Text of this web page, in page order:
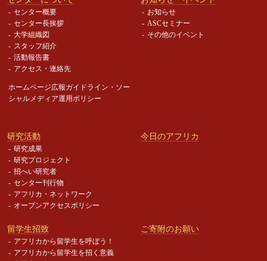
センター概要
センター長挨拶
大学組織図
スタッフ紹介
活動報告書
アクセス・連絡先
ホームページ広報ガイドライン・ ソー
シャルメディア運用ポリシー
お知らせ
ASCセミナー
その他のイベント
研究活動
研究成果
研究プロジェクト
招へい研究者
センター刊行物
アフリカ・ネットワーク
オープンアクセスポリシー
今日のアフリカ
留学生招致
アフリカから留学生を呼ぼう！
アフリカから留学生を招く意義
ご寄附のお願い